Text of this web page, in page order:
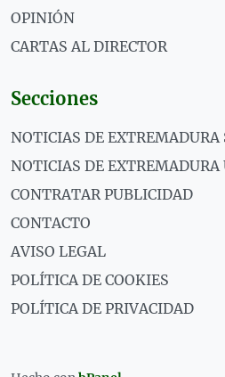
OPINIÓN
CARTAS AL DIRECTOR
Secciones
NOTICIAS DE EXTREMADURA
NOTICIAS DE
CONTRATAR PUBLICIDAD
CONTACTO
AVISO LEGAL
POLÍTICA DE COOKIES
POLÍTICA DE PRIVACIDAD